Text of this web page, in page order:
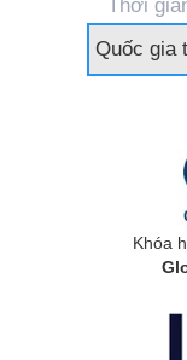
Thời
Quốc gia
Khóa